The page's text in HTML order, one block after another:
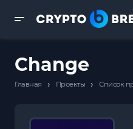
Change
Главная › Проекты › Список